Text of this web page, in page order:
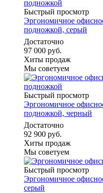
Быстрый просмотр
Эргономичное
подножкой, серый
Достаточно
97 000 руб.
Хиты продаж
Мы советуем
Быстрый просмотр
Эргономичное
подножкой, черный
Достаточно
92 900 руб.
Хиты продаж
Мы советуем
Быстрый просмотр
Эргономичное
серый